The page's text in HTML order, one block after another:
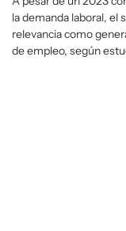
la demanda laboral, el
relevancia como
de empleo, según